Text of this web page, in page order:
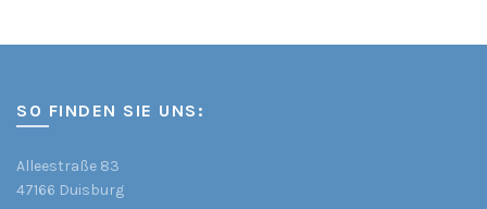
SO FINDEN SIE UNS:
Alleestraße 83
47166 Duisburg